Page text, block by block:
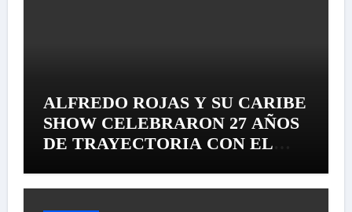
ALFREDO ROJAS Y SU CARIBE
SHOW CELEBRARON 27 AÑOS
DE TRAYECTORIA CON EL
SU «LIVE SESSION #1»